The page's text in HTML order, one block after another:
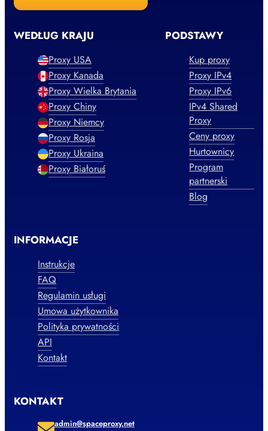
WEDŁUG KRAJU
Proxy USA
Proxy Kanada
Proxy Wielka Brytania
Proxy Chiny
Proxy Niemcy
Proxy Rosja
Proxy Ukraina
Proxy Białoruś
PODSTAWY
Kup proxy
Proxy IPv4
Proxy IPv6
IPv4 Shared
Proxy
Ceny proxy
Hurtownicy
Program
partnerski
Blog
INFORMACJE
Instrukcje
FAQ
Regulamin usługi
Umowa użytkownika
Polityka prywatności
API
Kontakt
KONTAKT
admin@spaceproxy.net